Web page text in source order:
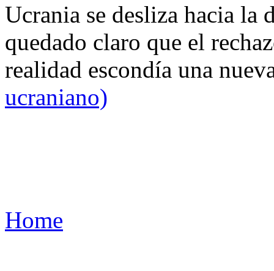
Ucrania se desliza hacia
quedado claro que el
realidad escondía una
ucraniano)
Home